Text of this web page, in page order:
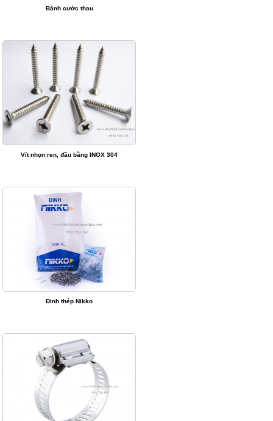
Bánh cước thau
Vít nhọn ren, đầu bằng INOX 304
Đinh thép Nikko